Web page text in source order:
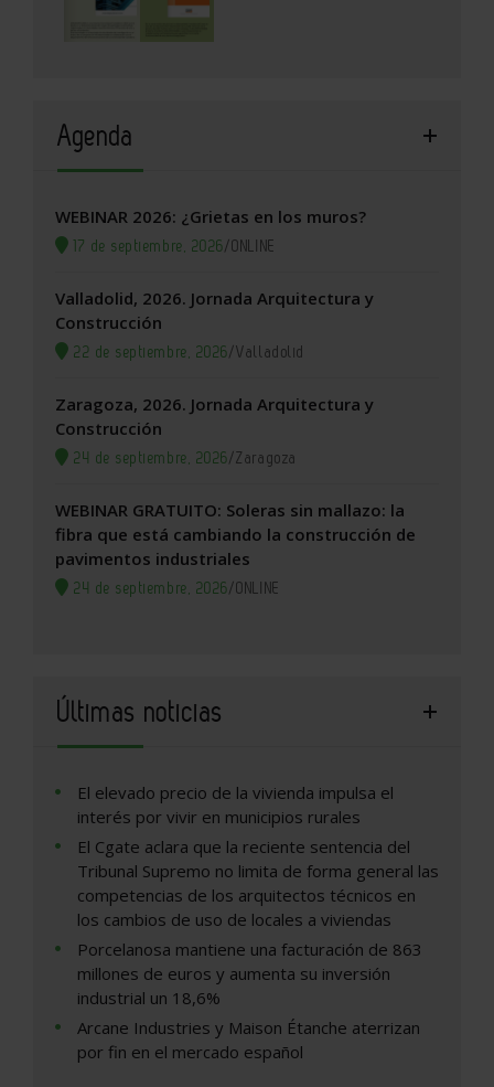
Agenda
WEBINAR 2026: ¿Grietas en los muros?
17 de septiembre, 2026/ONLINE
Valladolid, 2026. Jornada Arquitectura y
Construcción
22 de septiembre, 2026/Valladolid
Zaragoza, 2026. Jornada Arquitectura y
Construcción
24 de septiembre, 2026/Zaragoza
WEBINAR GRATUITO: Soleras sin mallazo: la
fibra que está cambiando la construcción de
pavimentos industriales
24 de septiembre, 2026/ONLINE
Últimas noticias
El elevado precio de la vivienda impulsa el
interés por vivir en municipios rurales
El Cgate aclara que la reciente sentencia del
Tribunal Supremo no limita de forma general las
competencias de los arquitectos técnicos en
los cambios de uso de locales a viviendas
Porcelanosa mantiene una facturación de 863
millones de euros y aumenta su inversión
industrial un 18,6%
Arcane Industries y Maison Étanche aterrizan
por fin en el mercado español